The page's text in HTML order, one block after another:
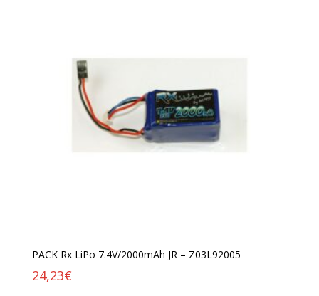
PACK Rx LiPo 7.4V/2000mAh JR – Z03L92005
24,23€